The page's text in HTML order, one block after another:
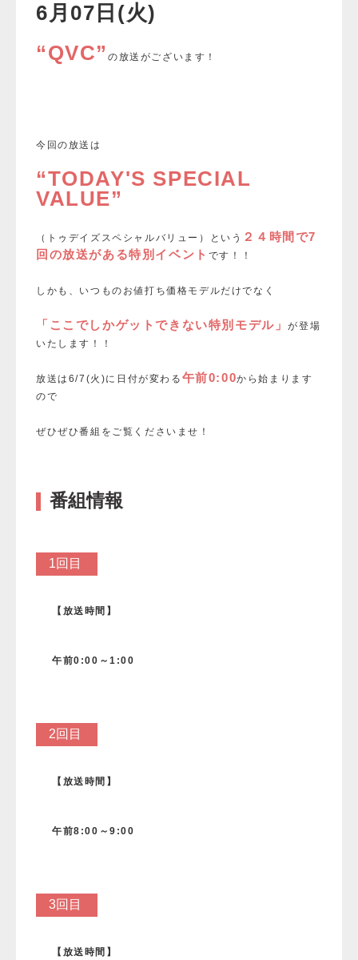
6月07日(火)
“QVC” の放送がございます！
今回の放送は
“TODAY'S SPECIAL
VALUE”
（トゥデイズスペシャルバリュー）という ２４時間で7
回の放送がある特別イベント です！！
しかも、 いつものお値打ち価格モデルだけでなく
「ここでしかゲットできない特別モデル」が登場
いたします！！
放送は6/7(火)に日付が変わる 午前0:00から始まります
ので
ぜひぜひ番組をご覧くださいませ！
番組情報
1回目
【放送時間】
午前0:00～1 :00
2回目
【放送時間】
午前8:00～9:00
3回目
【放送時間】